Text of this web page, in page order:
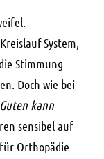
System,
Stimmung
Doch wie bei
kann
sensibel auf
Orthopädie